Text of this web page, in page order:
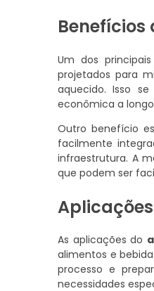
Benefícios
Um dos
projetados para
aquecido. Isso
econômica a
Outro benefício
facilmente
infraestrutura. A
que podem ser
As aplicações do
alimentos e
processo e
necessidades